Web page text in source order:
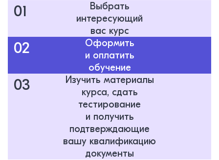
01
Выбрать
интересующий
вас курс
02
Оформить
и оплатить
обучение
03
Изучить материалы
курса, сдать
тестирование
и получить
подтверждающие
вашу квалификацию
документы